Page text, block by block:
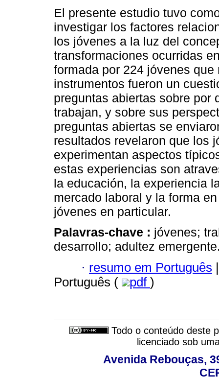
El presente estudio tuvo
investigar los factores
los jóvenes a la luz del
transformaciones ocurridas
formada por 224 jóvenes
instrumentos fueron un
preguntas abiertas sobre por
trabajan, y sobre sus
preguntas abiertas se
resultados revelaron que los
experimentan aspectos
estas experiencias son
la educación, la experiencia
mercado laboral y la forma
jóvenes en particular.
Palavras-chave : jóvenes;
desarrollo; adultez
· resumo em Português |
Português (
pdf )
Todo o conteúdo deste
licenciado sob
Avenida Rebouças,